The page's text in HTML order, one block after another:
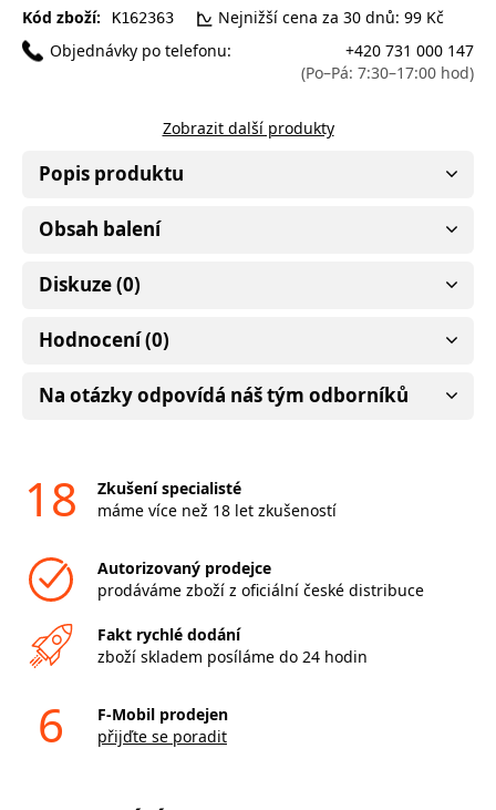
Kód zboží: K162363
Nejnižší cena za 30 dnů: 99 Kč
Objednávky po telefonu:
+420 731 000 147
(Po–Pá: 7:30–17:00 hod)
Zobrazit další produkty
Popis produktu
Obsah balení
Diskuze (0)
Hodnocení (0)
Na otázky odpovídá náš tým odborníků
18
Zkušení specialisté
máme více než 18 let zkušeností
Autorizovaný prodejce
prodáváme zboží z oficiální české distribuce
Fakt rychlé dodání
zboží skladem posíláme do 24 hodin
6
F-Mobil prodejen
přijďte se poradit